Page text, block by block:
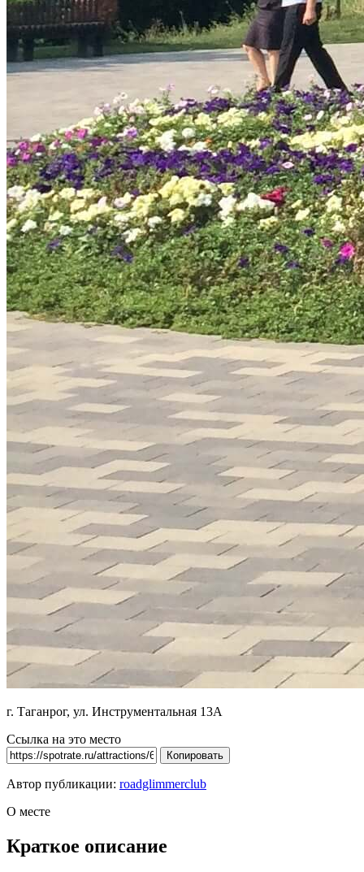
г. Таганрог, ул. Инструментальная 13А
Ссылка на это место
Копировать
Автор публикации: roadglimmerclub
О месте
Краткое описание